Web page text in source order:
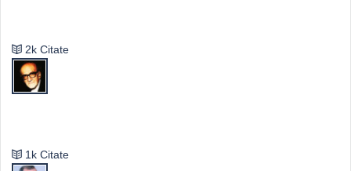
2k Citate
1k Citate